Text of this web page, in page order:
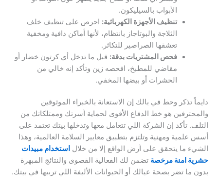
الأبواب بالسيليكون.
تنظيف الأجهزة الكهربائية: احرص على تنظيف خلف
الثلاجة والبوتاجاز بانتظام، لأنها أماكن دافية ومخفية
تعشقها الصراصير للتكاثر.
فحص المشتريات بدقة: قبل ما تدخل أي كرتون خضار أو
مقاضي للمطبخ، افحصه زين وتأكد إنه خالي من
الحشرات أو بيضها المخفي.
دايماً تذكر وحط في بالك إن الاستعانة بالخبراء الموثوقين
والمحترفين هو خط الدفاع الأقوى لحماية أسرتك وممتلكاتك من
التلف. تأكد إن الشركة اللي تتعامل معها وتدخلها بيتك تعتمد على
أسس علمية ومهنية وتلتزم بتطبيق معايير السلامة العالمية، وهذا
الشيء ما يتحقق على أرض الواقع إلا من خلال استخدام مبيدات
حشرية امنة مرخصة تضمن لك الفعالية القصوى والنتائج المبهرة
بدون ما تضر بصحة عيالك أو الحيوانات الأليفة اللي تربيها في بيتك.